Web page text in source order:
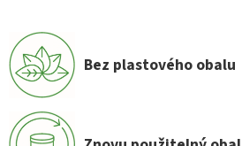
Bez plastového obalu